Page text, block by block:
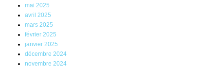
mai 2025
avril 2025
mars 2025
février 2025
janvier 2025
décembre 2024
novembre 2024